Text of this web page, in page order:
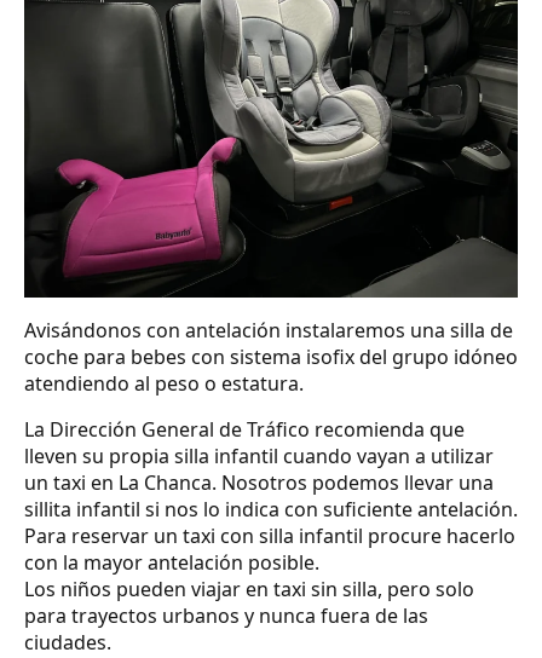
Avisándonos con antelación instalaremos una silla de
coche para bebes con sistema isofix del grupo idóneo
atendiendo al peso o estatura.
La Dirección General de Tráfico recomienda que
lleven su propia silla infantil cuando vayan a utilizar
un taxi en La Chanca. Nosotros podemos llevar una
sillita infantil si nos lo indica con suficiente antelación.
Para reservar un taxi con silla infantil procure hacerlo
con la mayor antelación posible.
Los niños pueden viajar en taxi sin silla, pero solo
para trayectos urbanos y nunca fuera de las
ciudades.